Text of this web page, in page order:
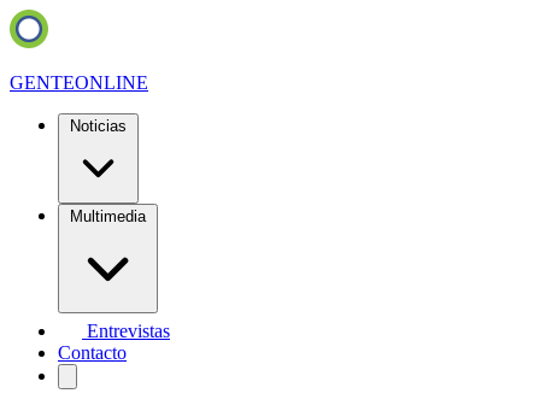
GENTEONLINE
Noticias
Multimedia
Entrevistas
Contacto